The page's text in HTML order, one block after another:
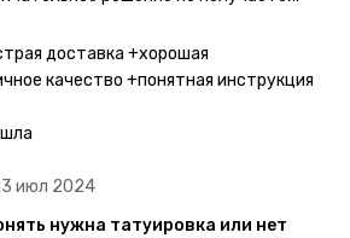
для меня настоящей находкой. Как
сразу понеслась их забирать. Хочу
очень большой выбор мест для
упрощает процесс получения
в бумажный плотный
ещё одна упаковка с
Комплектация набора: сами тату,
пакетики, салфетки,
Всё выглядит очень мило. Я уже
доставка +хорошая
качество +понятная инструкция
июл 2024
нужна татуировка или нет